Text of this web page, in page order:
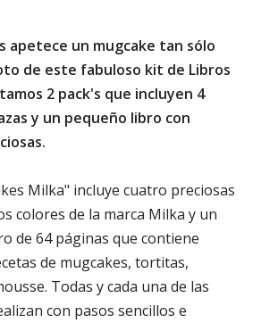
apetece un mugcake tan sólo
de este fabuloso kit de Libros
2 pack's que incluyen 4
y un pequeño libro con
Milka" incluye cuatro preciosas
colores de la marca Milka y un
de 64 páginas que contiene
de mugcakes, tortitas,
Todas y cada una de las
con pasos sencillos e